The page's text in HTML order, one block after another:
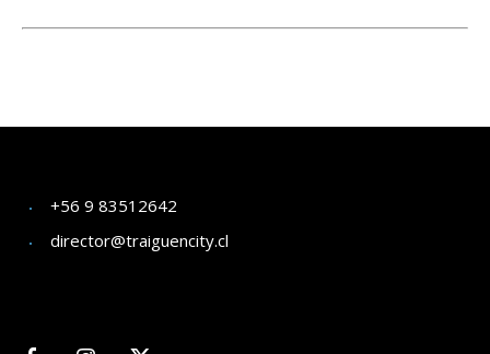
+56 9 83512642
director@traiguencity.cl